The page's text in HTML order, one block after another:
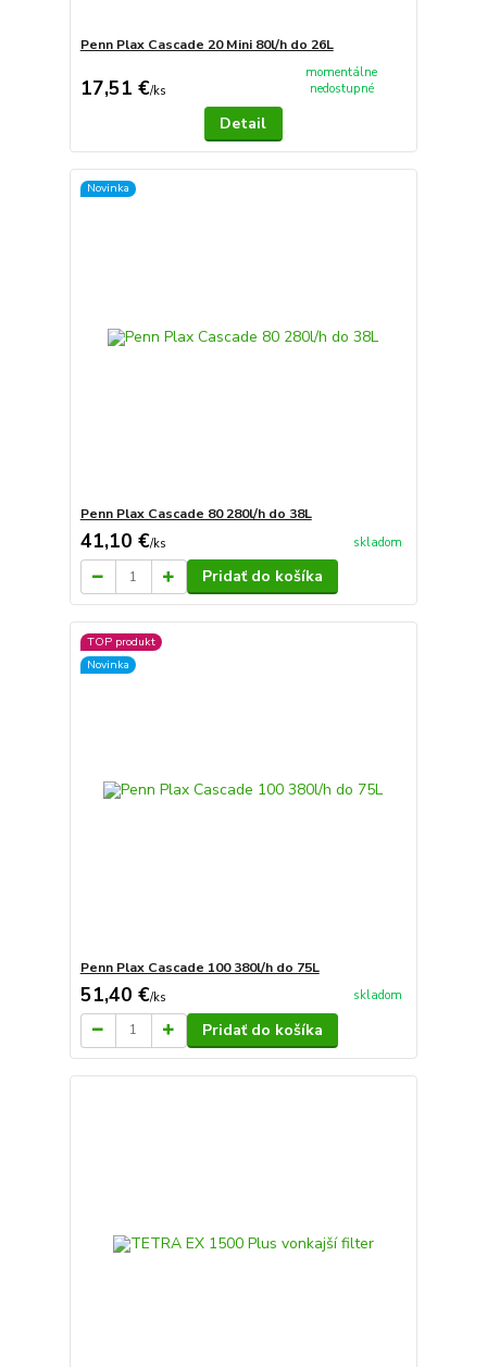
Penn Plax Cascade 20 Mini 80l/h do 26L
17,51 €/ks
momentálne
nedostupné
Detail
Novinka
Penn Plax Cascade 80 280l/h do 38L
41,10 €/ks skladom
Pridať do košíka
TOP produkt
Novinka
Penn Plax Cascade 100 380l/h do 75L
51,40 €/ks skladom
Pridať do košíka